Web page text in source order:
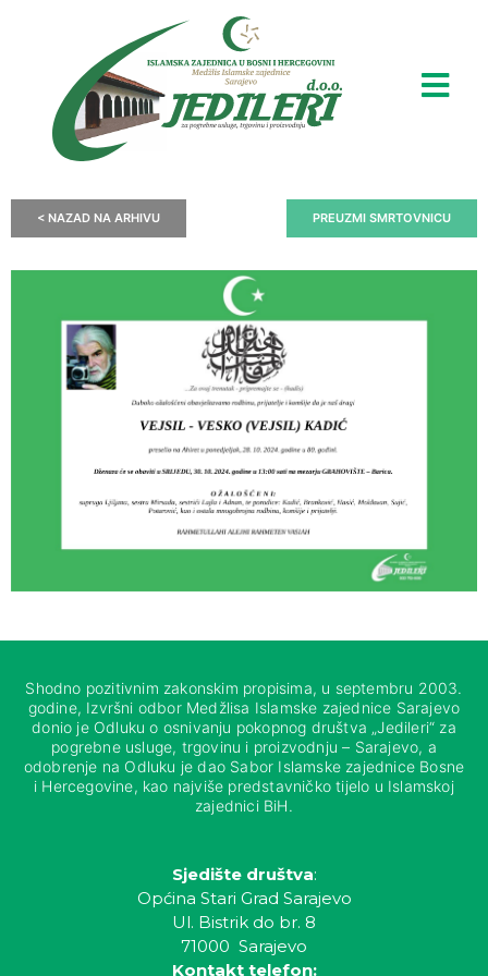
< NAZAD NA ARHIVU PREUZMI SMRTOVNICU
Shodno pozitivnim zakonskim propisima, u septembru 2003.
godine, Izvršni odbor Medžlisa Islamske zajednice Sarajevo
donio je Odluku o osnivanju pokopnog društva „Jedileri“ za
pogrebne usluge, trgovinu i proizvodnju – Sarajevo, a
odobrenje na Odluku je dao Sabor Islamske zajednice Bosne
i Hercegovine, kao najviše predstavničko tijelo u Islamskoj
zajednici BiH.
Sjedište društva:
Općina Stari Grad Sarajevo
Ul. Bistrik do br. 8
71000 Sarajevo
Kontakt telefon: